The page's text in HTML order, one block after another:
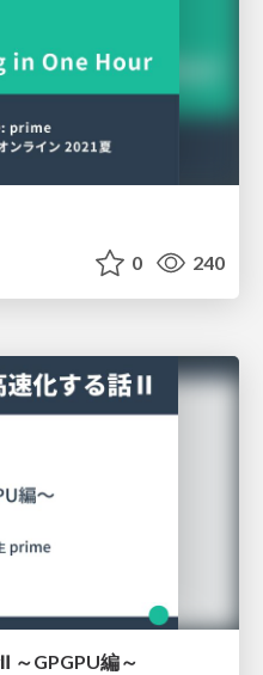
0 240
～GPGPU編～